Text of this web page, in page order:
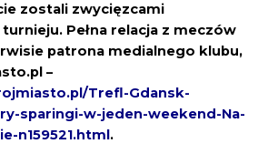
zostali zwycięzcami
Pełna relacja z meczów
patrona medialnego klubu,
–
Trefl-Gdansk-
sparingi-w-jeden-weekend-Na-
n159521.html.